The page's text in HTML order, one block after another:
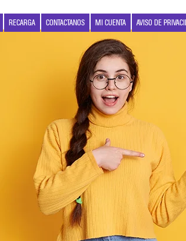
RECARGA CONTACTANOS MI CUENTA AVISO DE